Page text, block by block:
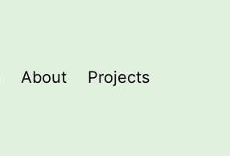
About Projects